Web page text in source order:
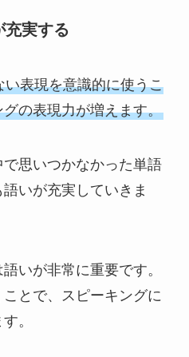
充実する
表現を意識的に使うこ
の表現力が増えます。
思いつかなかった単語
いが充実していきま
いが非常に重要です。
とで、スピーキングに
。